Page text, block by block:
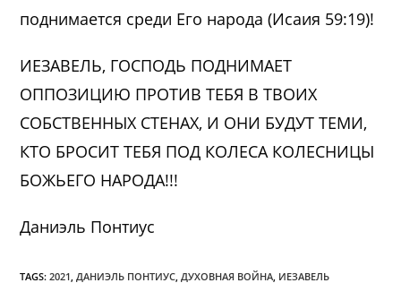
поднимается среди Его народа (Исаия 59:19)!
ИЕЗАВЕЛЬ, ГОСПОДЬ ПОДНИМАЕТ
ОППОЗИЦИЮ ПРОТИВ ТЕБЯ В ТВОИХ
СОБСТВЕННЫХ СТЕНАХ, И ОНИ БУДУТ ТЕМИ,
КТО БРОСИТ ТЕБЯ ПОД КОЛЕСА КОЛЕСНИЦЫ
БОЖЬЕГО НАРОДА!!!
Даниэль Понтиус
TAGS:2021, ДАНИЭЛЬ ПОНТИУС, ДУХОВНАЯ ВОЙНА, ИЕЗАВЕЛЬ